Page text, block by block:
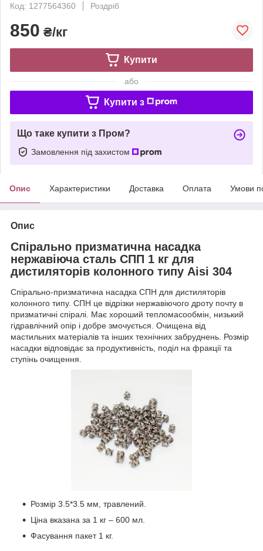
Код: 1277564360
Роздріб
850 ₴/кг
Купити
або
Купити з
Що таке купити з Пром?
Замовлення під захистом
Опис Характеристики Доставка Оплата Умови
Опис
Спірально призматична насадка
нержавіюча сталь СПП 1 кг для
дистиляторів колонного типу Aisi 304
Спірально-призматична насадка СПН для дистиляторів
колонного типу. СПН це відрізки нержавіючого дроту почту в
призматичні спіралі. Має хороший тепломасообмін, низький
гідравлічний опір і добре змочується. Очищена від
мастильних матеріалів та інших технічних забруднень. Розмір
насадки відповідає за продуктивність, поділ на фракції та
ступінь очищення.
Розмір 3.5*3.5 мм, травлений.
Ціна вказана за 1 кг – 600 мл.
Фасування пакет 1 кг.